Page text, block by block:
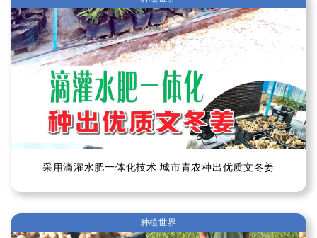
采用滴灌水肥一体化技术 城市青农种出优质文冬姜
种植世界